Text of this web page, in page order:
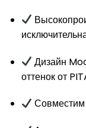
Дизайн
оттенок от
Совместим